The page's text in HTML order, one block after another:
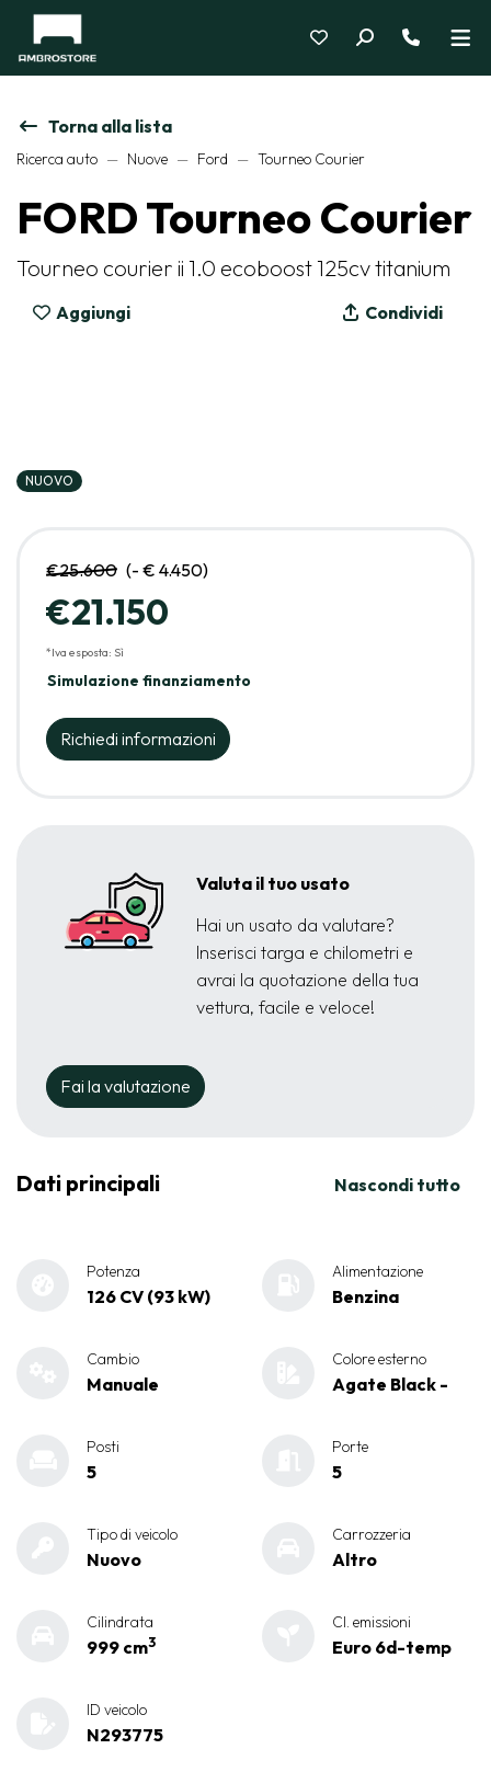
Torna alla lista
Ricerca auto Nuove Ford Tourneo Courier
FORD Tourneo Courier
Tourneo courier ii 1.0 ecoboost 125cv titanium
Aggiungi Condividi
NUOVO
€25.600 (- € 4.450)
€21.150
*Iva esposta: Sì
Simulazione finanziamento
Richiedi informazioni
Valuta il tuo usato
Hai un usato da valutare?
Inserisci targa e chilometri e
avrai la quotazione della tua
vettura, facile e veloce!
Fai la valutazione
Dati principali Nascondi tutto
Potenza
126 CV (93 kW)
Alimentazione
Benzina
Cambio
Manuale
Colore esterno
Agate Black -
Posti
5
Porte
5
Tipo di veicolo
Nuovo
Carrozzeria
Altro
Cilindrata
999 cm3
Cl. emissioni
Euro 6d-temp
ID veicolo
N293775